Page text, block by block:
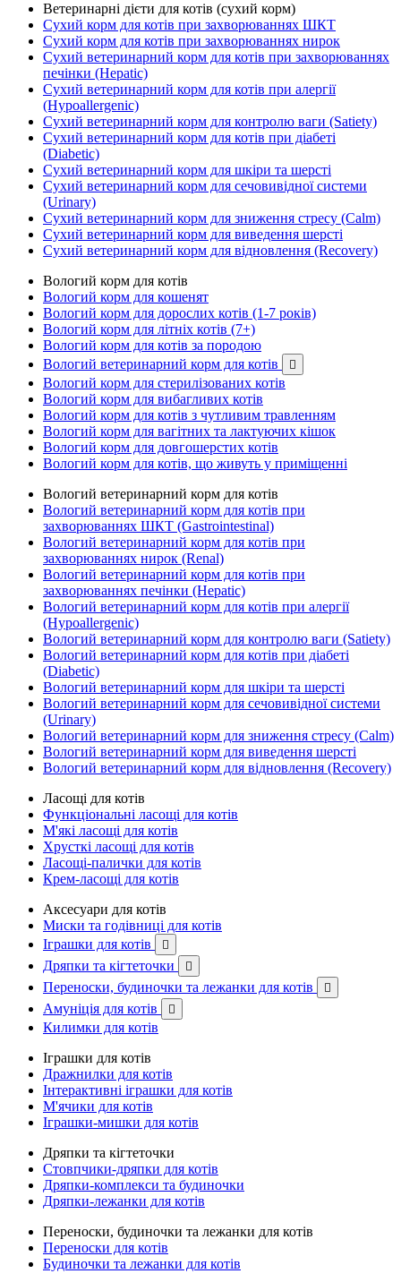
Ветеринарні дієти для котів (сухий корм)
Сухий корм для котів при захворюваннях ШКТ
Сухий корм для котів при захворюваннях нирок
Сухий ветеринарний корм для котів при захворюваннях
печінки (Hepatic)
Сухий ветеринарний корм для котів при алергії
(Hypoallergenic)
Сухий ветеринарний корм для контролю ваги (Satiety)
Сухий ветеринарний корм для котів при діабеті
(Diabetic)
Сухий ветеринарний корм для шкіри та шерсті
Сухий ветеринарний корм для сечовивідної системи
(Urinary)
Сухий ветеринарний корм для зниження стресу (Calm)
Сухий ветеринарний корм для виведення шерсті
Сухий ветеринарний корм для відновлення (Recovery)
Вологий корм для котів
Вологий корм для кошенят
Вологий корм для дорослих котів (1-7 років)
Вологий корм для літніх котів (7+)
Вологий корм для котів за породою
Вологий ветеринарний корм для котів

Вологий корм для стерилізованих котів
Вологий корм для вибагливих котів
Вологий корм для котів з чутливим травленням
Вологий корм для вагітних та лактуючих кішок
Вологий корм для довгошерстих котів
Вологий корм для котів, що живуть у приміщенні
Вологий ветеринарний корм для котів
Вологий ветеринарний корм для котів при
захворюваннях ШКТ (Gastrointestinal)
Вологий ветеринарний корм для котів при
захворюваннях нирок (Renal)
Вологий ветеринарний корм для котів при
захворюваннях печінки (Hepatic)
Вологий ветеринарний корм для котів при алергії
(Hypoallergenic)
Вологий ветеринарний корм для контролю ваги (Satiety)
Вологий ветеринарний корм для котів при діабеті
(Diabetic)
Вологий ветеринарний корм для шкіри та шерсті
Вологий ветеринарний корм для сечовивідної системи
(Urinary)
Вологий ветеринарний корм для зниження стресу (Calm)
Вологий ветеринарний корм для виведення шерсті
Вологий ветеринарний корм для відновлення (Recovery)
Ласощі для котів
Функціональні ласощі для котів
М'які ласощі для котів
Хрусткі ласощі для котів
Ласощі-палички для котів
Крем-ласощі для котів
Аксесуари для котів
Миски та годівниці для котів
Іграшки для котів

Дряпки та кігтеточки 
Переноски, будиночки та лежанки для котів 
Амуніція для котів 
Килимки для котів
Іграшки для котів
Дражнилки для котів
Інтерактивні іграшки для котів
М'ячики для котів
Іграшки-мишки для котів
Дряпки та кігтеточки
Стовпчики-дряпки для котів
Дряпки-комплекси та будиночки
Дряпки-лежанки для котів
Переноски, будиночки та лежанки для котів
Переноски для котів
Будиночки та лежанки для котів